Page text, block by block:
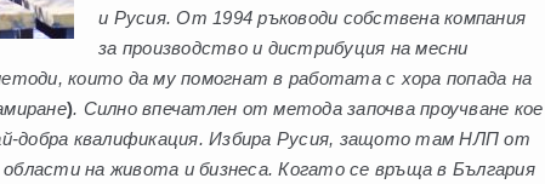
и Русия. От 1994 ръководи собствена компания
за производство и дистрибуция на месни
които да му помогнат в работата с хора попада на
). Силно впечатлен от метода започва проучване кое
добра квалификация. Избира Русия, защото там НЛП от
области на живота и бизнеса. Когато се връща в България